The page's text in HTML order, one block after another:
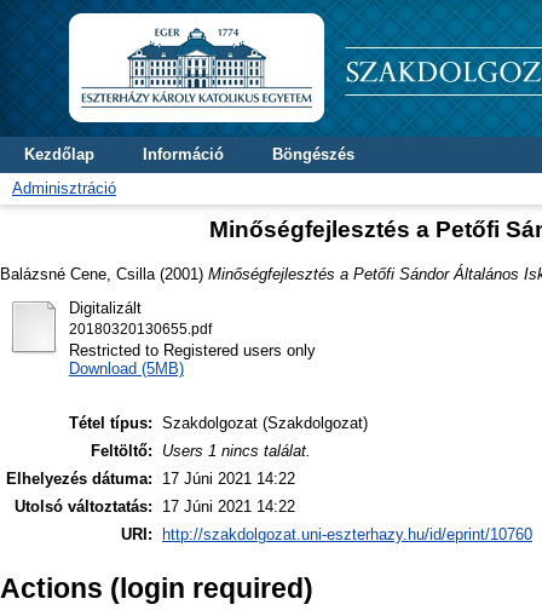
Kezdőlap Információ
Böngészés
Adminisztráció
Minőségfejlesztés a Petőfi
Balázsné Cene, Csilla (2001) Minőségfejlesztés a Petőfi Sándor Általános
Digitalizált
20180320130655.pdf
Restricted to Registered users only
Download (5MB)
Tétel típus: Szakdolgozat (Szakdolgozat)
Feltöltő:
Users 1 nincs találat.
Elhelyezés dátuma:
17 Júni 2021 14:22
Utolsó változtatás:
17 Júni 2021 14:22
URI:
http://szakdolgozat.uni-eszterhazy.hu/id/eprint/10760
Actions (login required)